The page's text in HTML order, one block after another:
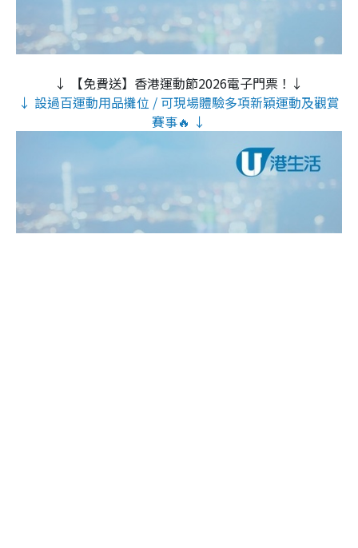
↓ 【免費送】香港運動節2026電子門票！↓
↓ 設過百運動用品攤位 / 可現場體驗多項新穎運動及觀賞
賽事🔥 ↓